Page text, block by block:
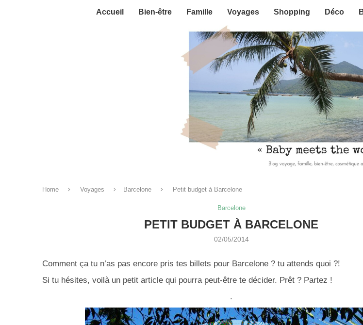
Accueil Bien-être Famille Voyages Shopping Déco
Home Voyages Barcelone Petit budget à Barcelone
Barcelone
PETIT BUDGET À BARCELONE
02/05/2014
Comment ça tu n’as pas encore pris tes billets pour Barcelone ? tu attends quoi ?!
Si tu hésites, voilà un petit article qui pourra peut-être te décider. Prêt ? Partez !
.